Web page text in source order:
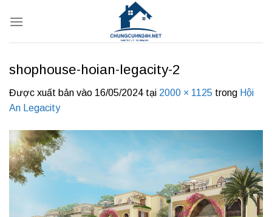
qua
shophouse-hoian-legacity-2
Được xuất bản vào 16/05/2024 tại 2000 × 1125 trong Hội
An Legacity